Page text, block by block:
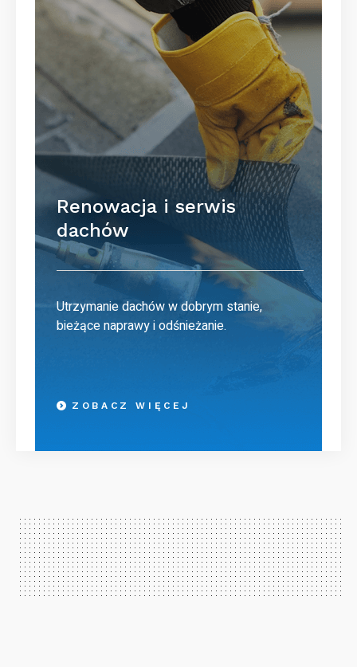
Renowacja i serwis
dachów
Utrzymanie dachów w dobrym stanie,
bieżące naprawy i odśnieżanie.
ZOBACZ WIĘCEJ